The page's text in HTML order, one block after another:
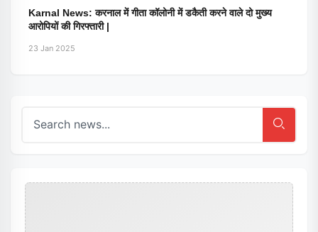
Karnal News: करनाल में गीता कॉलोनी में डकैती करने वाले दो मुख्य
आरोपियों की गिरफ्तारी |
23 Jan 2025